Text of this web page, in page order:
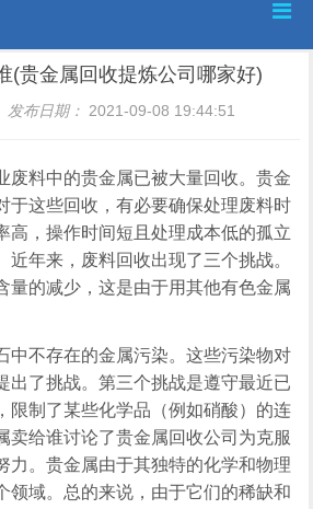
(贵金属回收提炼公司哪家好)
发布日期： 2021-09-08 19:44:51
废料中的贵金属已被大量回收。贵金
于这些回收，有必要确保处理废料时
高，操作时间短且处理成本低的孤立
近年来，废料回收出现了三个挑战。
量的减少，这是由于用其他有色金属
中不存在的金属污染。这些污染物对
出了挑战。第三个挑战是遵守最近已
限制了某些化学品（例如硝酸）的连
卖给谁讨论了贵金属回收公司为克服
力。贵金属由于其独特的化学和物理
领域。总的来说，由于它们的稀缺和